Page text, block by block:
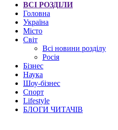
ВСІ РОЗДІЛИ
Головна
Україна
Місто
Світ
Всі новини розділу
Росія
Бізнес
Наука
Шоу-бізнес
Спорт
Lifestyle
БЛОГИ ЧИТАЧІВ